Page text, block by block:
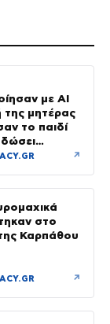
με AI
μητέρας
το παιδί
και
↗
στο
Καρπάθου
↗